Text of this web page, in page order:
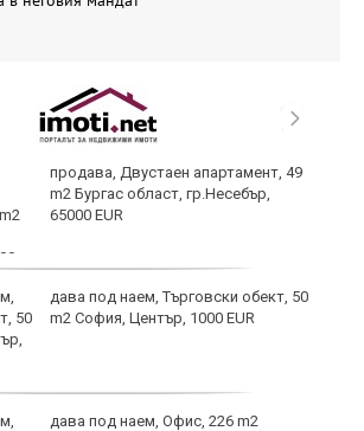
продава, Двустаен апартамент, 49
m2 Бургас област, гр.Несебър,
65000 EUR
дава под наем, Търговски обект, 50
m2 София, Център, 1000 EUR
дава под наем, Офис, 226 m2